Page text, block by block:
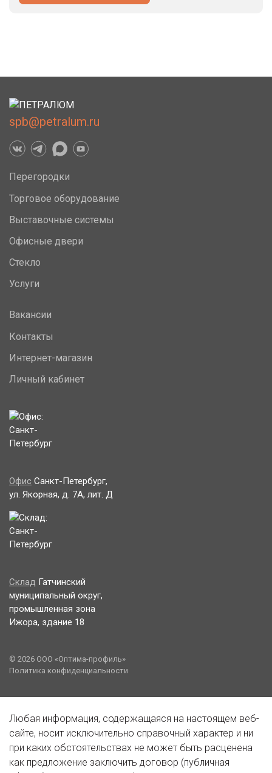
spb@petralum.ru
Перегородки
Торговое оборудование
Выставочные системы
Офисные двери
Стекло
Услуги
Вакансии
Контакты
Интернет-магазин
Личный кабинет
Офис Санкт-Петербург,
ул. Якорная, д. 7А, лит. Д
Склад Гатчинский
муниципальный округ,
промышленная зона
Ижора, здание 18
© 2026 ООО «Оптима-профиль»
Политика конфиденциальности
Любая информация, содержащаяся на настоящем веб-
сайте, носит исключительно справочный характер и ни
при каких обстоятельствах не может быть расценена
как предложение заключить договор (публичная